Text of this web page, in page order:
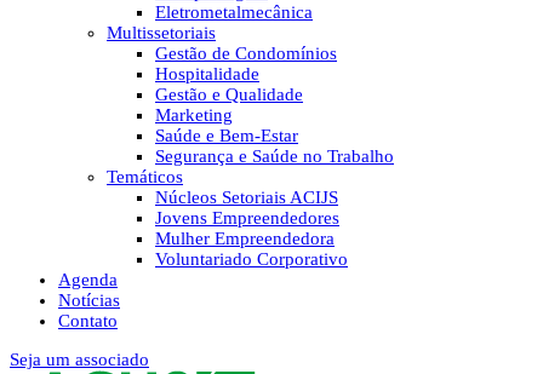
Eletrometalmecânica
Multissetoriais
Gestão de Condomínios
Hospitalidade
Gestão e Qualidade
Marketing
Saúde e Bem-Estar
Segurança e Saúde no Trabalho
Temáticos
Núcleos Setoriais ACIJS
Jovens Empreendedores
Mulher Empreendedora
Voluntariado Corporativo
Agenda
Notícias
Contato
Seja um associado